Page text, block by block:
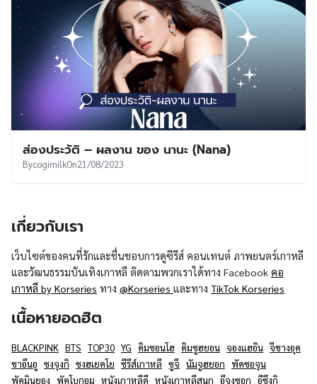
ส่องประวัติ – ผลงาน ของ นานะ (Nana)
BycogimilkOn21/08/2023
เกี่ยวกับเรา
เว็บไซต์ของคนที่รักและชื่นชอบการดูซีรีส์ คอนเทนต์ ภาพยนตร์เกาหลี
และวัฒนธรรมบันเทิงเกาหลี ติดตามพวกเราได้ทาง Facebook คอ
เกาหลี by Korseries ทาง @Korseries และทาง TikTok Korseries
เนื้อหายอดฮิต
BLACKPINK BTS TOP30 YG คิมซอนโฮ คิมซูฮยอน จองแฮอิน จีชางอุค
ชาอึนอู ซงจุงกิ ซงฮเยคโย ซีรีส์เกาหลี ซูจี นัมจูฮยอก พัคซอจุน
พัคมินยอง พัคโบกอม หนังเกาหลีดี หนังเกาหลีสนุก อีจงซอก อีซึงกิ